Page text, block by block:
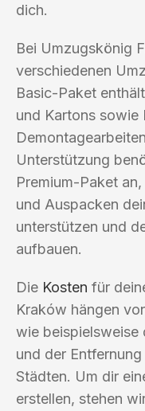
dich.
Bei Umzugskönig
verschiedenen
Basic-Paket
und Kartons sowie
Unterstützung
Premium-Paket
und Auspacken
unterstützen und
aufbauen.
Die Kosten für
Kraków hängen
wie beispielsweise
und der
Städten. Um dir
erstellen, stehen